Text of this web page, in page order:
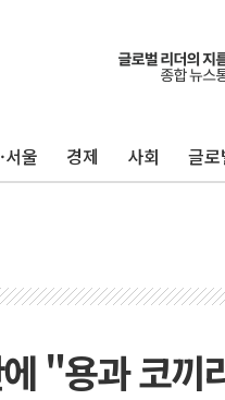
서울 경제 사회 글로
"용과 코끼